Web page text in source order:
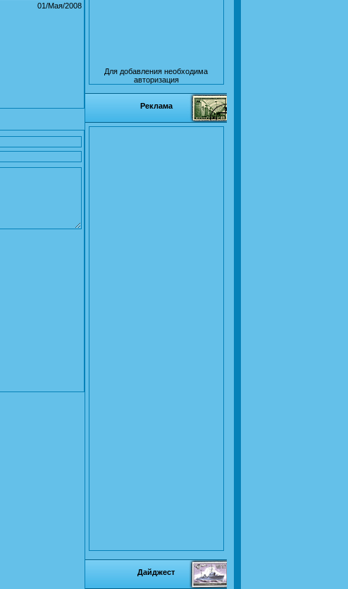
01/Мая/2008
Для добавления необходима
авторизация
Реклама
Дайджест